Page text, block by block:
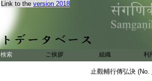
Link to the version 2018
検索 ご挨拶 組織 利
止觀輔行傳弘決 (No.
但是伏惑因二宿
定。略攝下以レ 略例
之意 上。文具二 二
。謂 破
衆
可
闕。上六下
思議。問。如
前所
切備足。何須三 更明
明。一一門中皆具